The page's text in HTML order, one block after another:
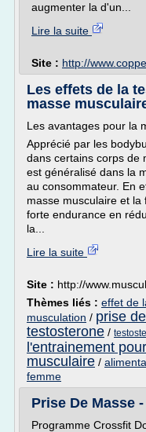
augmenter la d'un...
Lire la suite
Site : http://
Les effets de la
masse
Les avantages pour la
Apprécié par les
dans certains corps de
est généralisé dans la
au consommateur. En
masse musculaire et
forte endurance en
la...
Lire la suite
Site : http://
Thèmes liés : effet de
musculation / prise
testosterone /
l'entrainement
musculaire /
femme
Prise De Masse
Programme Crossfit